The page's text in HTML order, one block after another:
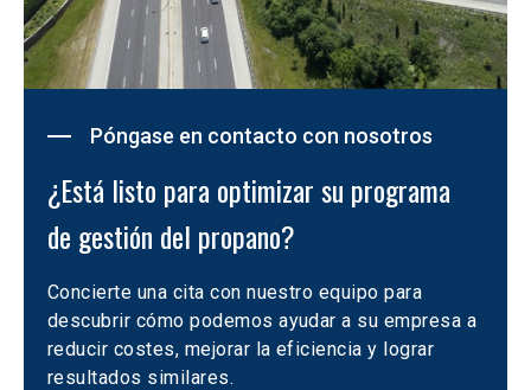
Póngase en contacto con nosotros
¿Está listo para optimizar su programa
de gestión del propano?
Concierte una cita con nuestro equipo para
descubrir cómo podemos ayudar a su empresa a
reducir costes, mejorar la eficiencia y lograr
resultados similares.